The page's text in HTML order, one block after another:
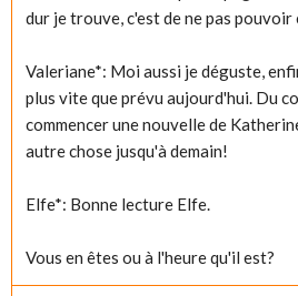
dur je trouve, c'est de ne pas pouvoir
Valeriane*: Moi aussi je déguste,
plus vite que prévu aujourd'hui. Du
commencer une nouvelle de
autre chose jusqu'à demain!
Elfe*: Bonne lecture Elfe.
Vous en êtes ou à l'heure qu'il est?